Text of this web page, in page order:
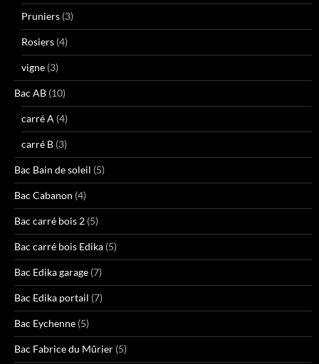
Pruniers (3)
Rosiers (4)
vigne (3)
Bac AB (10)
carré A (4)
carré B (3)
Bac Bain de soleil (5)
Bac Cabanon (4)
Bac carré bois 2 (5)
Bac carré bois Edika (5)
Bac Edika garage (7)
Bac Edika portail (7)
Bac Eychenne (5)
Bac Fabrice du Mûrier (5)